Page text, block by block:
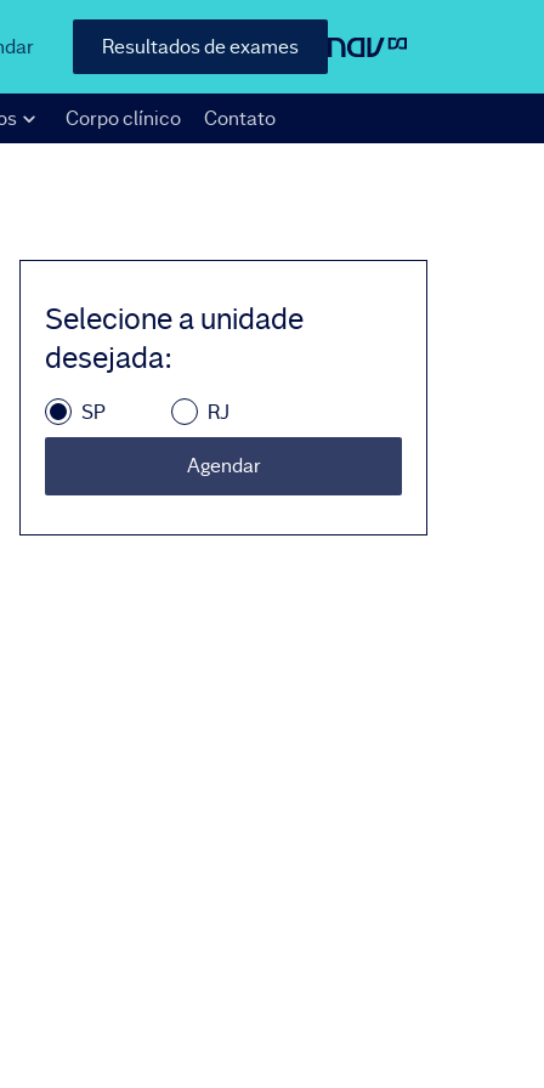
Resultados de exames
Corpo clínico Contato
Selecione a unidade
desejada:
SP RJ
Agendar